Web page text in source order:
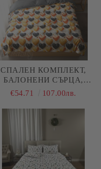
СПАЛЕН КОМПЛЕКТ,
БАЛОНЕНИ СЪРЦА,
100% ПАМУК/ 5Д,
€54.71 107.00лв.